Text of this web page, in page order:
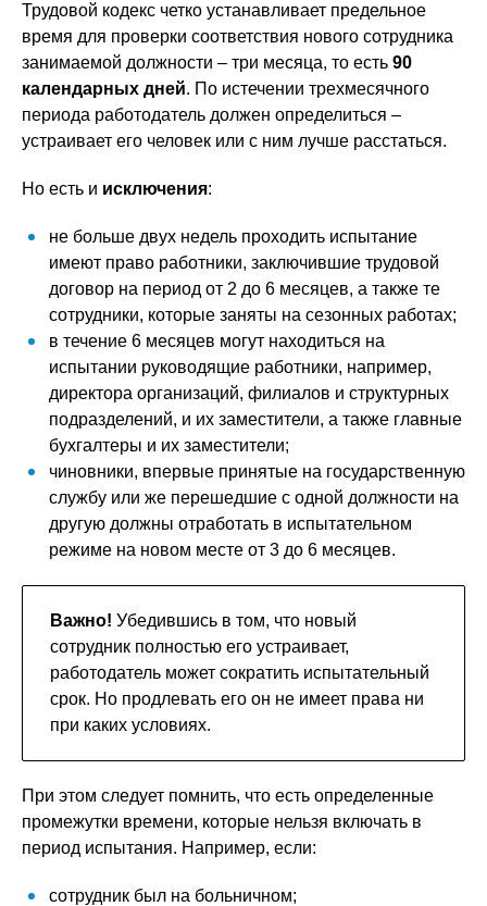
Трудовой кодекс четко устанавливает предельное
время для проверки соответствия нового сотрудника
занимаемой должности – три месяца, то есть 90
календарных дней. По истечении трехмесячного
периода работодатель должен определиться –
устраивает его человек или с ним лучше расстаться.
Но есть и исключения:
не больше двух недель проходить испытание
имеют право работники, заключившие трудовой
договор на период от 2 до 6 месяцев, а также те
сотрудники, которые заняты на сезонных работах;
в течение 6 месяцев могут находиться на
испытании руководящие работники, например,
директора организаций, филиалов и структурных
подразделений, и их заместители, а также главные
бухгалтеры и их заместители;
чиновники, впервые принятые на государственную
службу или же перешедшие с одной должности на
другую должны отработать в испытательном
режиме на новом месте от 3 до 6 месяцев.
Важно! Убедившись в том, что новый
сотрудник полностью его устраивает,
работодатель может сократить испытательный
срок. Но продлевать его он не имеет права ни
при каких условиях.
При этом следует помнить, что есть определенные
промежутки времени, которые нельзя включать в
период испытания. Например, если:
сотрудник был на больничном;